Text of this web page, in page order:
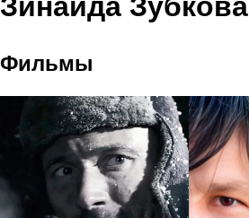
Фильмы